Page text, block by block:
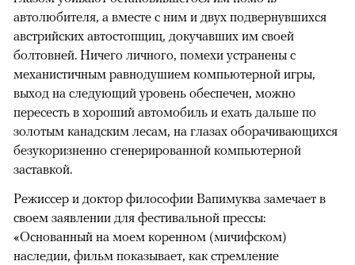
автолюбителя, а вместе с ним и двух подвернувшихся
австрийских автостопщиц, докучавших им своей
болтовней. Ничего личного, помехи устранены с
механистичным равнодушием компьютерной игры,
выход на следующий уровень обеспечен, можно
пересесть в хороший автомобиль и ехать дальше по
золотым канадским лесам, на глазах оборачивающихся
безукоризненно сгенерированной компьютерной
заставкой.
Режиссер и доктор философии Вапимуква замечает в
своем заявлении для фестивальной прессы:
«Основанный на моем коренном (мичифском)
наследии, фильм показывает, как стремление